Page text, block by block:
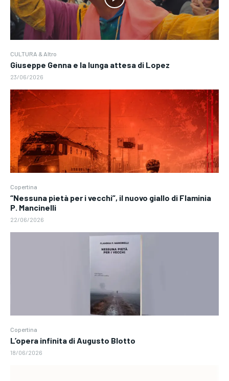
CULTURA & Altro
Giuseppe Genna e la lunga attesa di Lopez
23/06/2026
Copertina
“Nessuna pietà per i vecchi”, il nuovo giallo di Flaminia
P. Mancinelli
22/06/2026
Copertina
L’opera infinita di Augusto Blotto
18/06/2026